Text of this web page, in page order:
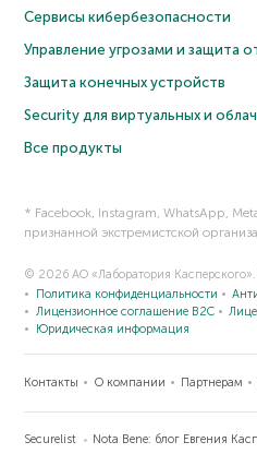
Сервисы кибербезопасности
Управление угрозами и защита
Защита конечных устройств
Security для виртуальных и
Все продукты
* Facebook, Instagram, WhatsApp,
признанной экстремистской
© 2026 АО «Лаборатория
Политика конфиденциальности
Лицензионное соглашение B2C
Юридическая информация
Контакты О компании Партнерам
Securelist Nota Bene: блог Евгения